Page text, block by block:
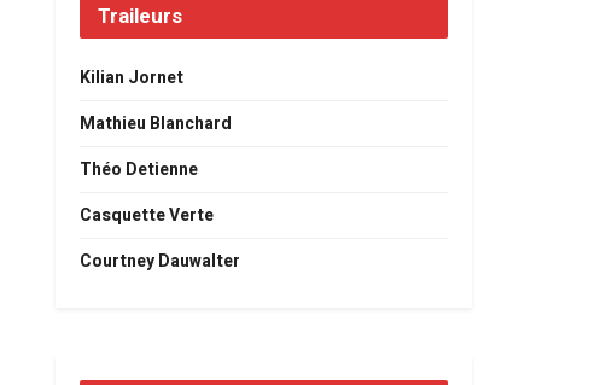
Traileurs
Kilian Jornet
Mathieu Blanchard
Théo Detienne
Casquette Verte
Courtney Dauwalter